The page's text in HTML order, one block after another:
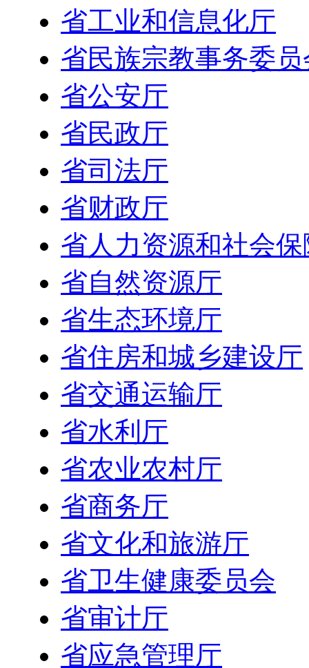
省工业和信息化厅
省民族宗教事务委员
省公安厅
省民政厅
省司法厅
省财政厅
省人力资源和社会
省自然资源厅
省生态环境厅
省住房和城乡建设厅
省交通运输厅
省水利厅
省农业农村厅
省商务厅
省文化和旅游厅
省卫生健康委员会
省审计厅
省应急管理厅